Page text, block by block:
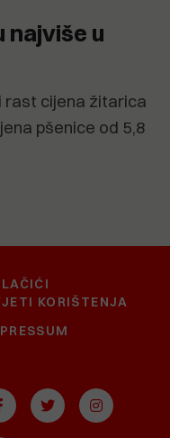
najviše u
rast cijena žitarica
pšenice od 5,8
KORIŠTENJA